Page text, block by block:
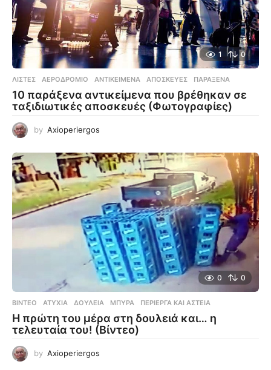
1 0
ΛΊΣΤΕΣ ΑΕΡΟΔΡΌΜΙΟ ,ΑΝΤΙΚΕΊΜΕΝΑ ,ΑΠΟΣΚΕΥΈΣ ,ΠΑΡΆΞΕΝΑ
10 παράξενα αντικείμενα που βρέθηκαν σε
ταξιδιωτικές αποσκευές (Φωτογραφίες)
by Axioperiergos
0 0
ΒΊΝΤΕΟ ΑΤΥΧΊΑ ,ΔΟΥΛΕΙΆ ,ΜΠΎΡΑ ,ΠΕΡΊΕΡΓΑ ΚΑΙ ΑΣΤΕΊΑ
Η πρώτη του μέρα στη δουλειά και… η
τελευταία του! (Βίντεο)
by Axioperiergos